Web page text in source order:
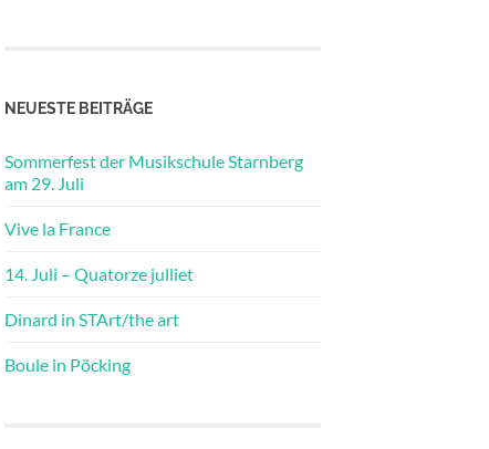
NEUESTE BEITRÄGE
Sommerfest der Musikschule Starnberg
am 29. Juli
Vive la France
14. Juli – Quatorze julliet
Dinard in STArt/the art
Boule in Pöcking